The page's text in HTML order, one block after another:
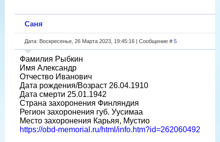
Саня
Дата: Воскресенье, 26 Марта 2023, 19:45:16 | Сообщение # 5
Фамилия Рыбкин
Имя Александр
Отчество Иванович
Дата рождения/Возраст 26.04.1910
Дата смерти 25.01.1942
Страна захоронения Финляндия
Регион захоронения губ. Уусимаа
Место захоронения Карьяя, Мустио
https://obd-memorial.ru/html/info.htm?id=262060492